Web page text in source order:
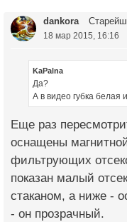
dankora
18 мар 2015, 16:16
KaPalna
Да?
А в видео губка белая
Еще раз
оснащены
фильтрующих
показан малый
стаканом, а ниже -
- он прозрачный.